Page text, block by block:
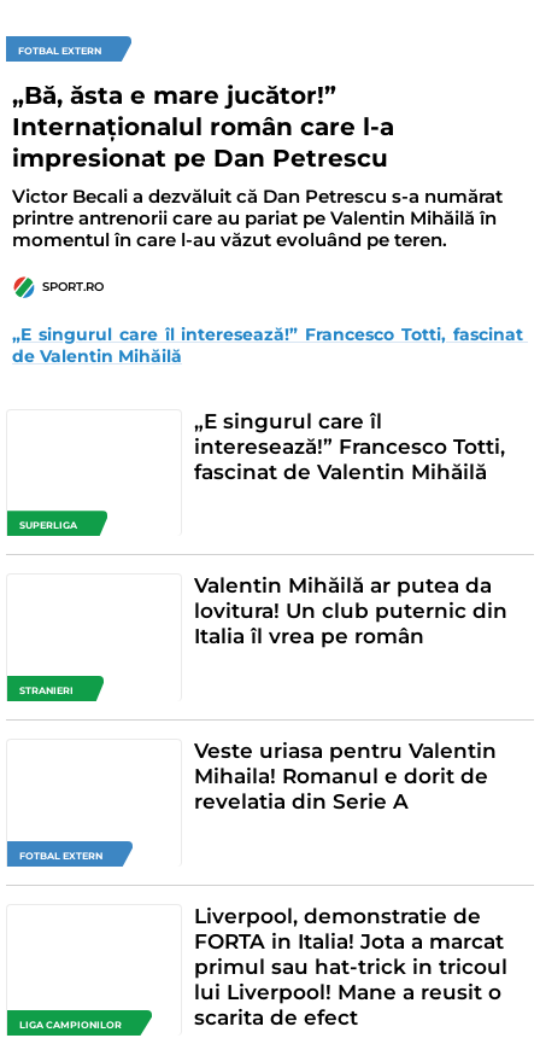
FOTBAL EXTERN
„Bă, ăsta e mare jucător!”
Internaționalul român care l-a
impresionat pe Dan Petrescu
Victor Becali a dezvăluit că Dan Petrescu s-a numărat
printre antrenorii care au pariat pe Valentin Mihăilă în
momentul în care l-au văzut evoluând pe teren.
SPORT.RO
„E singurul care îl interesează!” Francesco Totti, fascinat
de Valentin Mihăilă
SUPERLIGA
„E singurul care îl
interesează!” Francesco Totti,
fascinat de Valentin Mihăilă
STRANIERI
Valentin Mihăilă ar putea da
lovitura! Un club puternic din
Italia îl vrea pe român
FOTBAL EXTERN
Veste uriasa pentru Valentin
Mihaila! Romanul e dorit de
revelatia din Serie A
LIGA CAMPIONILOR
Liverpool, demonstratie de
FORTA in Italia! Jota a marcat
primul sau hat-trick in tricoul
lui Liverpool! Mane a reusit o
scarita de efect